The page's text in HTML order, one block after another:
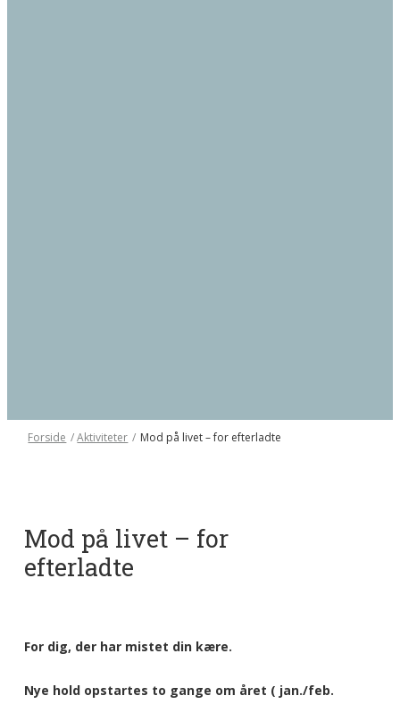
Forside /Aktiviteter / Mod på livet – for efterladte
Mod på livet – for
efterladte
For dig, der har mistet din kære.
Nye hold opstartes to gange om året ( jan./feb.